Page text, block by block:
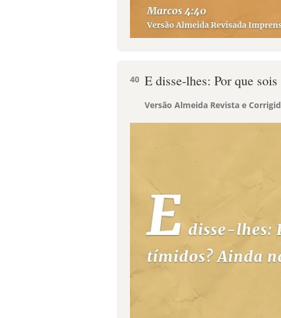
40 E disse-lhes: Por que
Versão Almeida Revista e